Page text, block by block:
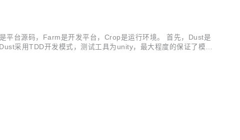
平台源码，Farm是开发平台，Crop是运行环境。 首先，Dust是
采用TDD开发模式，测试工具为unity，最大程度的保证了模块